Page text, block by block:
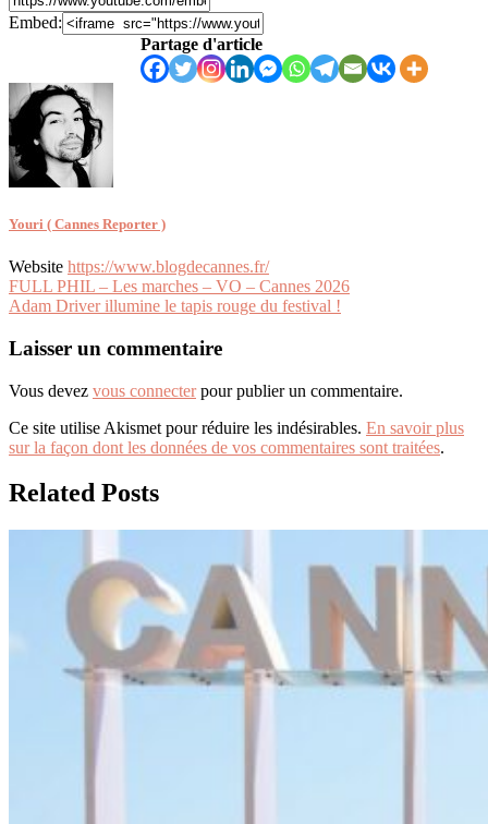
Embed:
Partage d'article
Youri ( Cannes Reporter )
Website https://www.blogdecannes.fr/
Navigation
de
l’article
FULL PHIL – Les marches – VO – Cannes 2026
Adam Driver illumine le tapis rouge du festival !
Laisser un commentaire
Vous devez vous connecterpour publier un commentaire.
Ce site utilise Akismet pour réduire les indésirables. En savoir plus
sur la façon dont les données de vos commentaires sont traitées.
Related Posts